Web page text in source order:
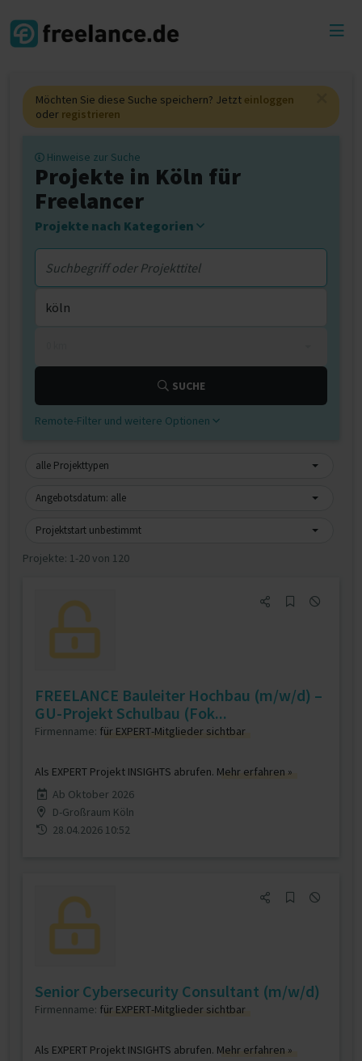
Möchten Sie diese Suche speichern? Jetzt einloggen
oder registrieren
Hinweise zur Suche
Projekte in Köln für
Freelancer
Projekte nach Kategorien
SUCHE
Remote-Filter und weitere Optionen
alle Projekttypen
Angebotsdatum: alle
Projektstart unbestimmt
Projekte: 1-20 von 120
FREELANCE Bauleiter Hochbau (m/w/d) –
GU-Projekt Schulbau (Fok...
Firmenname: für EXPERT-Mitglieder sichtbar
Als EXPERT Projekt INSIGHTS abrufen. Mehr erfahren »
Ab Oktober 2026
D-Großraum Köln
28.04.2026 10:52
Senior Cybersecurity Consultant (m/w/d)
Firmenname: für EXPERT-Mitglieder sichtbar
Als EXPERT Projekt INSIGHTS abrufen. Mehr erfahren »